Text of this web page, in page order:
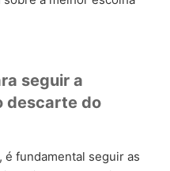
seguir a
descarte do
fundamental seguir as